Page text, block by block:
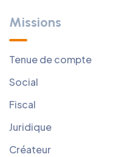
Missions
Tenue de compte
Social
Fiscal
Juridique
Créateur